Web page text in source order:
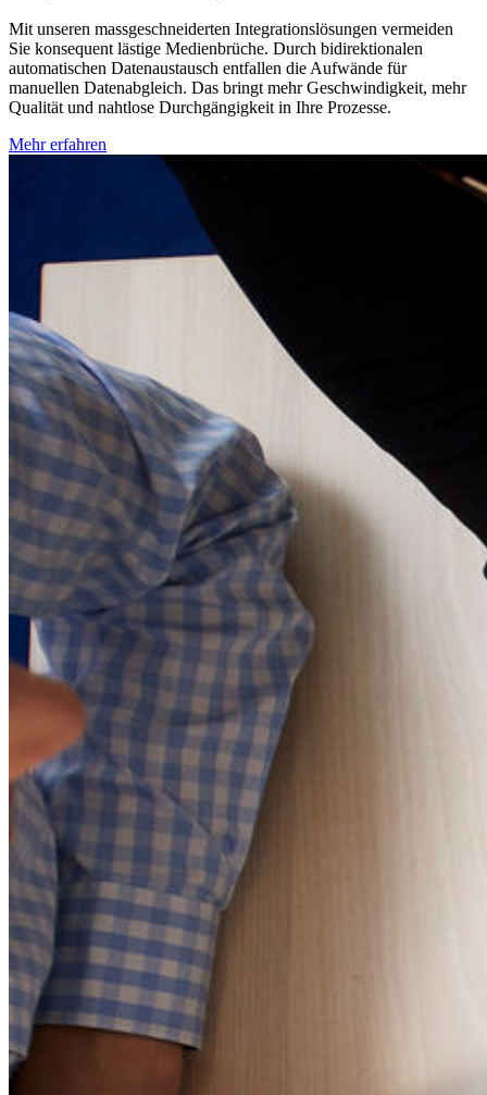
Mit unseren massgeschneiderten Integrationslösungen vermeiden
Sie konsequent lästige Medienbrüche. Durch bidirektionalen
automatischen Datenaustausch entfallen die Aufwände für
manuellen Datenabgleich. Das bringt mehr Geschwindigkeit, mehr
Qualität und nahtlose Durchgängigkeit in Ihre Prozesse.
Mehr erfahren